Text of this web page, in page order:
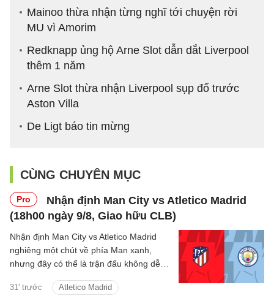
Mainoo thừa nhận từng nghĩ tới chuyện rời
MU vì Amorim
Redknapp ủng hộ Arne Slot dẫn dắt Liverpool
thêm 1 năm
Arne Slot thừa nhận Liverpool sụp đổ trước
Aston Villa
De Ligt báo tin mừng
CÙNG CHUYÊN MỤC
Pro
Nhận định Man City vs Atletico Madrid
(18h00 ngày 9/8, Giao hữu CLB)
31' trước Atletico Madrid
Nhận định Man City vs Atletico Madrid
nghiêng một chút về phía Man xanh,
nhưng đây có thể là trận đấu không dễ